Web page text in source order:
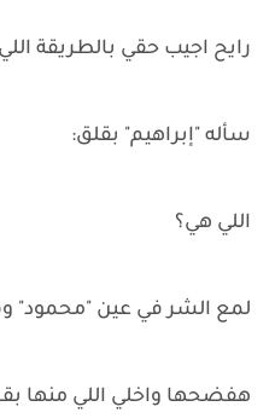
رايح اجيب حقي بالطريقة
سأله "إبراهيم" بقلق:
اللي هي؟
لمع الشر في عين "محمود"
هفضحها واخلي اللي منها